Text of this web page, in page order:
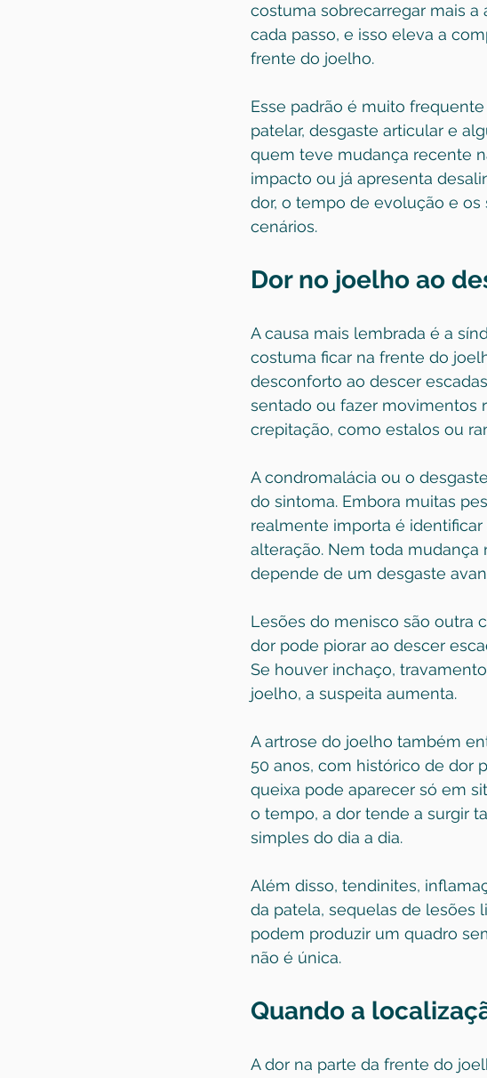
costuma sobrecarregar mais
cada passo, e isso eleva a
frente do joelho.
Esse padrão é muito
patelar, desgaste articular e
quem teve mudança recente
impacto ou já apresenta
dor, o tempo de evolução e os
cenários.
Dor no joelho ao
A causa mais lembrada é a
costuma ficar na frente do
desconforto ao descer
sentado ou fazer movimentos
crepitação, como estalos ou
A condromalácia ou o
do sintoma. Embora muitas
realmente importa é
alteração. Nem toda
depende de um desgaste
Lesões do menisco são outra
dor pode piorar ao descer
Se houver inchaço,
joelho, a suspeita aumenta.
A artrose do joelho também
50 anos, com histórico de dor
queixa pode aparecer só em
o tempo, a dor tende a surgir
simples do dia a dia.
Além disso, tendinites,
da patela, sequelas de lesões
podem produzir um quadro
não é única.
Quando a
A dor na parte da frente do